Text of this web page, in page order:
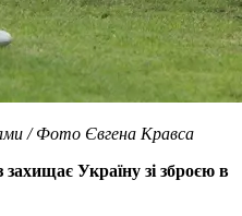
/ Фото Євгена Кравса
захищає Україну зі зброєю в